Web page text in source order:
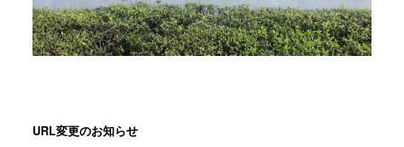
URL変更のお知らせ